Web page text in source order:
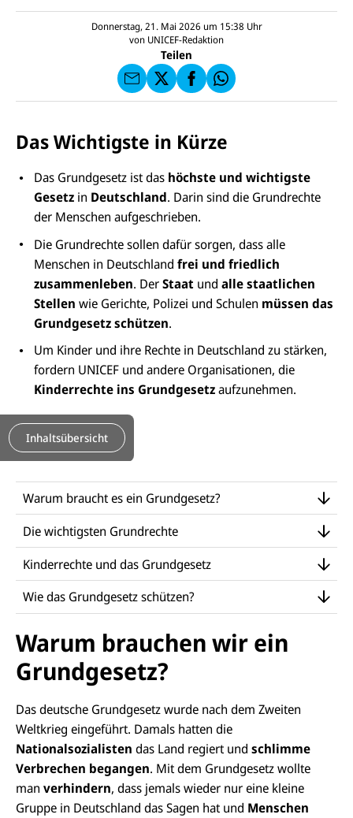
Donnerstag, 21. Mai 2026 um 15:38 Uhr
von UNICEF-Redaktion
Teilen
l
a
n
U
I
C
E
e
n
e
n
U
N
I
C
E
F
a
X
C
E
F
a
u
f
F
a
b
o
k
N
IC
E
F
uf
W
h
a
p
Das Wichtigste in Kürze
Das Grundgesetz ist das höchste und wichtigste
Gesetzin Deutschland. Darin sind die Grundrechte
der Menschen aufgeschrieben.
Die Grundrechte sollen dafür sorgen, dass alle
Menschen in Deutschland frei und friedlich
zusammenleben. DerStaat und alle staatlichen
Stellen wie Gerichte, Polizei und Schulen müssen das
Grundgesetz schützen.
Um Kinder und ihre Rechte in Deutschland zu stärken,
fordern UNICEF und andere Organisationen, die
Kinderrechte ins Grundgesetzaufzunehmen.
Inhaltsübersicht
Warum braucht es ein Grundgesetz?
Die wichtigsten Grundrechte
Kinderrechte und das Grundgesetz
Wie das Grundgesetz schützen?
Warum brauchen wir ein
Grundgesetz?
Das deutsche Grundgesetz wurde nach dem Zweiten
Weltkrieg eingeführt. Damals hatten die
Nationalsozialisten das Land regiert und schlimme
Verbrechen begangen. Mit dem Grundgesetz wollte
man verhindern, dass jemals wieder nur eine kleine
Gruppe in Deutschland das Sagen hat und Menschen